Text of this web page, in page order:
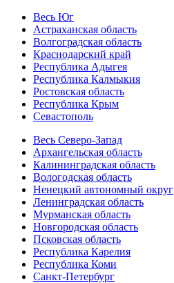
Весь Юг
Астраханская область
Волгоградская область
Краснодарский край
Республика Адыгея
Республика Калмыкия
Ростовская область
Республика Крым
Севастополь
Весь Северо-Запад
Архангельская область
Калининградская область
Вологодская область
Ненецкий автономный округ
Ленинградская область
Мурманская область
Новгородская область
Псковская область
Республика Карелия
Республика Коми
Санкт-Петербург